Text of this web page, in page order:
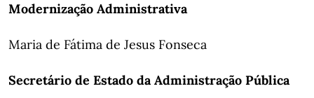
Modernização Administrativa
Maria de Fátima de Jesus Fonseca
Secretário de Estado da Administração Pública